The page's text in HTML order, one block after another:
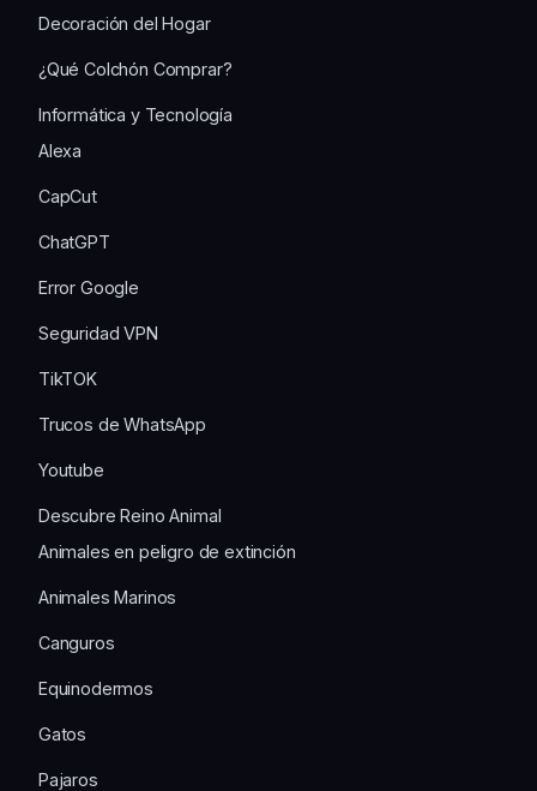
Decoración del Hogar
¿Qué Colchón Comprar?
Informática y Tecnología
Alexa
CapCut
ChatGPT
Error Google
Seguridad VPN
TikTOK
Trucos de WhatsApp
Youtube
Descubre Reino Animal
Animales en peligro de extinción
Animales Marinos
Canguros
Equinodermos
Gatos
Pajaros